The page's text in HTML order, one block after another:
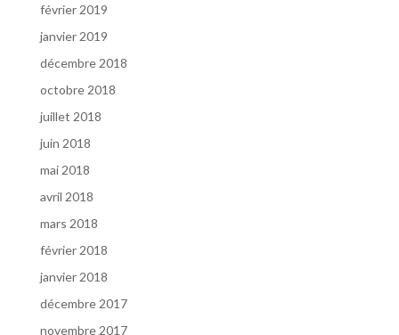
février 2019
janvier 2019
décembre 2018
octobre 2018
juillet 2018
juin 2018
mai 2018
avril 2018
mars 2018
février 2018
janvier 2018
décembre 2017
novembre 2017